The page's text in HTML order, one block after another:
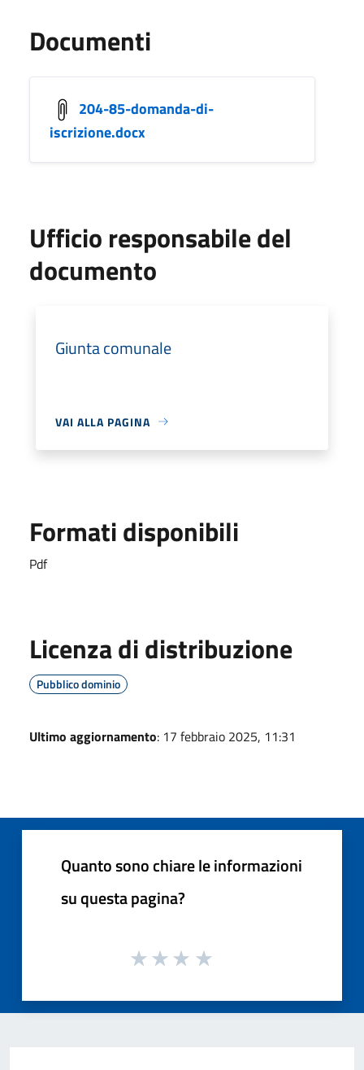
Documenti
204-85-domanda-di-
iscrizione.docx
Ufficio responsabile del
documento
Giunta comunale
VAI ALLA PAGINA
Formati disponibili
Pdf
Licenza di distribuzione
Pubblico dominio
Ultimo aggiornamento: 17 febbraio 2025, 11:31
Quanto sono chiare le informazioni
su questa pagina?